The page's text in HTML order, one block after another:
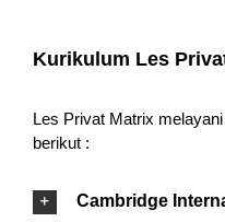
Kurikulum Les
Les Privat Matrix
berikut :
Cambridge